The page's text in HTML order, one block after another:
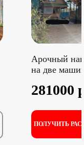
Арочный
на две
281000
ПОЛУЧИТЬ